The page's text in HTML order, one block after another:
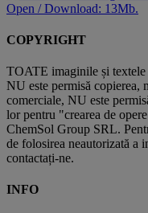
Open / Download: 13Mb.
COPYRIGHT
TOATE imaginile și textele
NU este permisă copierea,
comerciale, NU este
lor pentru "crearea de
ChemSol Group SRL.
de folosirea neautorizată a
contactați-ne.
INFO